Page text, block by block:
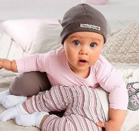
Увеличили
интернет-
topdatop.ru на